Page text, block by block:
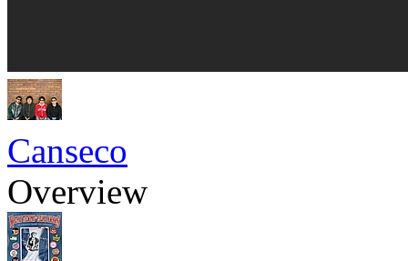
Canseco
Overview